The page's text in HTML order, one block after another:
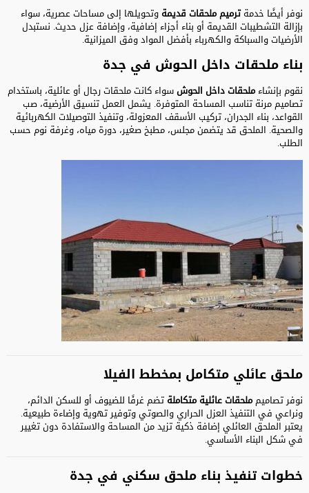
نوفر أيضًا خدمةترميم ملحقات قديمةوتحويلها إلى مساحات عصرية، سواء
بإزالة التشطيبات القديمة أو بناء أجزاء إضافية، وإضافة عزل حديث. نستبدل
الأرضيات والسباكة والكهرباء بأفضل المواد وفق الميزانية.
بناء ملحقات داخل الحوش في جدة
نقوم بإنشاءملحقات داخل الحوشسواء كانت ملحقات رجال أو عائلية، باستخدام
تصاميم مرنة تناسب المساحة المتوفرة. يشمل العمل تنسيق الأرضية، صب
القواعد، بناء الجدران، تركيب الأسقف المعزولة، وتنفيذ التوصيلات الكهربائية
والصحية. الملحق قد يتضمن مجلس، مطبخ صغير، دورة مياه، وغرفة نوم حسب
الطلب.
ملحق عائلي متكامل بمخطط الفيلا
نوفر تصاميمملحقات عائلية متكاملةتضم غرفًا للضيوف أو للسكن الدائم،
ونراعي في التنفيذ العزل الحراري والصوتي وتوفير تهوية وإضاءة طبيعية.
يعتبر الملحق العائلي إضافة ذكية تزيد من المساحة والاستفادة دون تغيير
في شكل البناء الأساسي.
خطوات تنفيذ بناء ملحق سكني في جدة